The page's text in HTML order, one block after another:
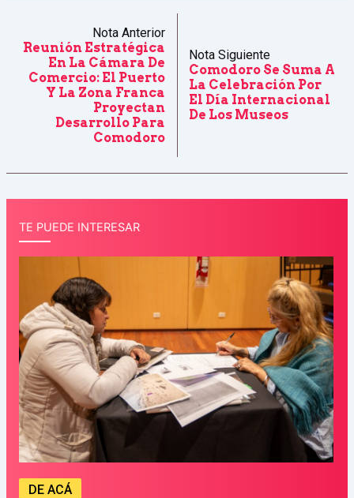
Nota Anterior
Reunión Estratégica
En La Cámara De
Comercio: El Puerto
Y La Zona Franca
Proyectan
Desarrollo Para
Comodoro
Nota Siguiente
Comodoro Se Suma A
La Celebración Por
El Día Internacional
De Los Museos
TE PUEDE INTERESAR
DE ACÁ